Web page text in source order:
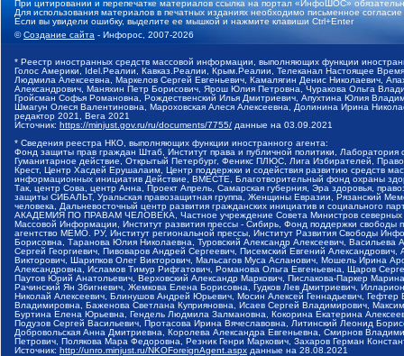
При цитировании и перепечатке материалов ссылка на портал «ИнфоШОС»
Для использования материалов в печатных изданиях необходимо письменное
Если вы увидели ошибку, выделите ее мышкой и нажмите клавиши Ctrl+Enter
©Создание сайта - Инфорос, 2007-2026
* Реестр иностранных средств массовой информации, выполняющих функции
Голос Америки, Idel.Реалии, Кавказ.Реалии, Крым.Реалии, Телеканал Настоящее
Людмила Алексеевна, Маркелов Сергей Евгеньевич, Камалягин Денис Николаевич,
Александрович, Маняхин Петр Борисович, Ярош Юлия Петровна, Чуракова Ольга
Гройсман Софья Романовна, Рождественский Илья Дмитриевич, Апухтина Юлия
Шмагун Олеся Валентиновна, Мароховская Алеся Алексеевна, Долинина Ирина
редактор 2021, Вега 2021
Источник: https://minjust.gov.ru/ru/documents/7755/ данные на 03.09.2021
* Сведения реестра НКО, выполняющих функции иностранного агента:
Фонд защиты прав граждан Штаб, Институт права и публичной политики,
Гуманитарное действие, Открытый Петербург, Феникс ПЛЮС, Лига Избирателей,
Крест, Центр Хасдей Ерушалаим, Центр поддержки и содействия развитию средств
информационных инициатив Действие, ВМЕСТЕ, Благотворительный фонд охраны
Так, центр Сова, центр Анна, Проект Апрель, Самарская губерния, Эра здоровья,
защиты СИБАЛЬТ, Уральская правозащитная группа, Женщины Евразии, Рязанский
человека, Дальневосточный центр развития гражданских инициатив и социального
АКАДЕМИЯ ПО ПРАВАМ ЧЕЛОВЕКА, Частное учреждение Совета Министров северных
Массовой Информации, Институт развития прессы - Сибирь, Фонд поддержки
агентство МЕМО. РУ, Институт региональной прессы, Институт Развития Свободы
Борисовна, Таранова Юлия Николаевна, Туровский Александр Алексеевич,
Сергей Георгиевич, Пивоваров Андрей Сергеевич, Писемский Евгений
Викторович, Шарипков Олег Викторович, Мальсагов Муса Асланович, Мошель Ирина
Александровна, Исламов Тимур Рифгатович, Романова Ольга Евгеньевна, Щаров
Паутов Юрий Анатольевич, Верховский Александр Маркович, Пислакова-Паркер
Рачинский Ян Збигневич, Жемкова Елена Борисовна, Гудков Лев Дмитриевич,
Николай Алексеевич, Блинушов Андрей Юрьевич, Мосин Алексей Геннадьевич,
Владимировна, Баженова Светлана Куприяновна, Исаев Сергей Владимирович,
Буртина Елена Юрьевна, Гендель Людмила Залмановна, Кокорина Екатерина
Подузов Сергей Васильевич, Протасова Ирина Вячеславовна, Литинский Леонид
Добровольская Анна Дмитриевна, Королева Александра Евгеньевна, Смирнов
Петрович, Полякова Мара Федоровна, Резник Генри Маркович, Захаров Герман
Источник: http://unro.minjust.ru/NKOForeignAgent.aspx данные на 28.08.2021